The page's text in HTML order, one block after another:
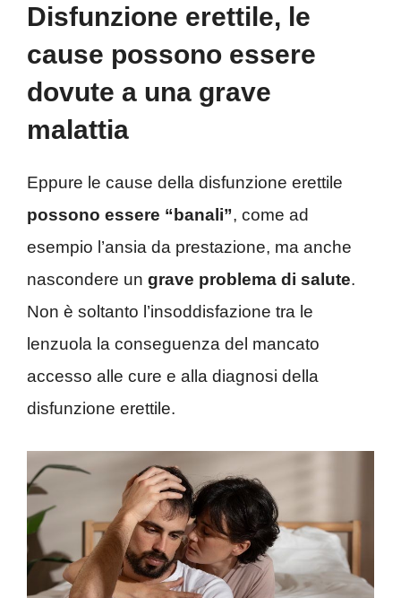
Disfunzione erettile, le
cause possono essere
dovute a una grave
malattia
Eppure le cause della disfunzione erettile
possono essere “banali”, come ad
esempio l’ansia da prestazione, ma anche
nascondere un grave problema di salute.
Non è soltanto l’insoddisfazione tra le
lenzuola la conseguenza del mancato
accesso alle cure e alla diagnosi della
disfunzione erettile.